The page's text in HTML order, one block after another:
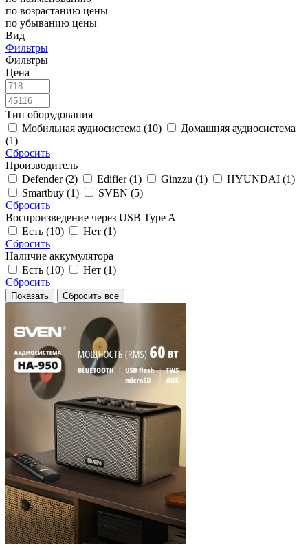
по возрастанию цены
по убыванию цены
Вид
Фильтры
Фильтры
Цена
Тип оборудования
Мобильная аудиосистема (10)
Домашняя аудиосистема
(1)
Сбросить
Производитель
Defender (2)
Edifier (1) Ginzzu (1)
HYUNDAI (1)
Smartbuy (1)
SVEN (5)
Сбросить
Воспроизведение через USB Type A
Есть (10)
Нет (1)
Сбросить
Наличие аккумулятора
Есть (10)
Нет (1)
Сбросить